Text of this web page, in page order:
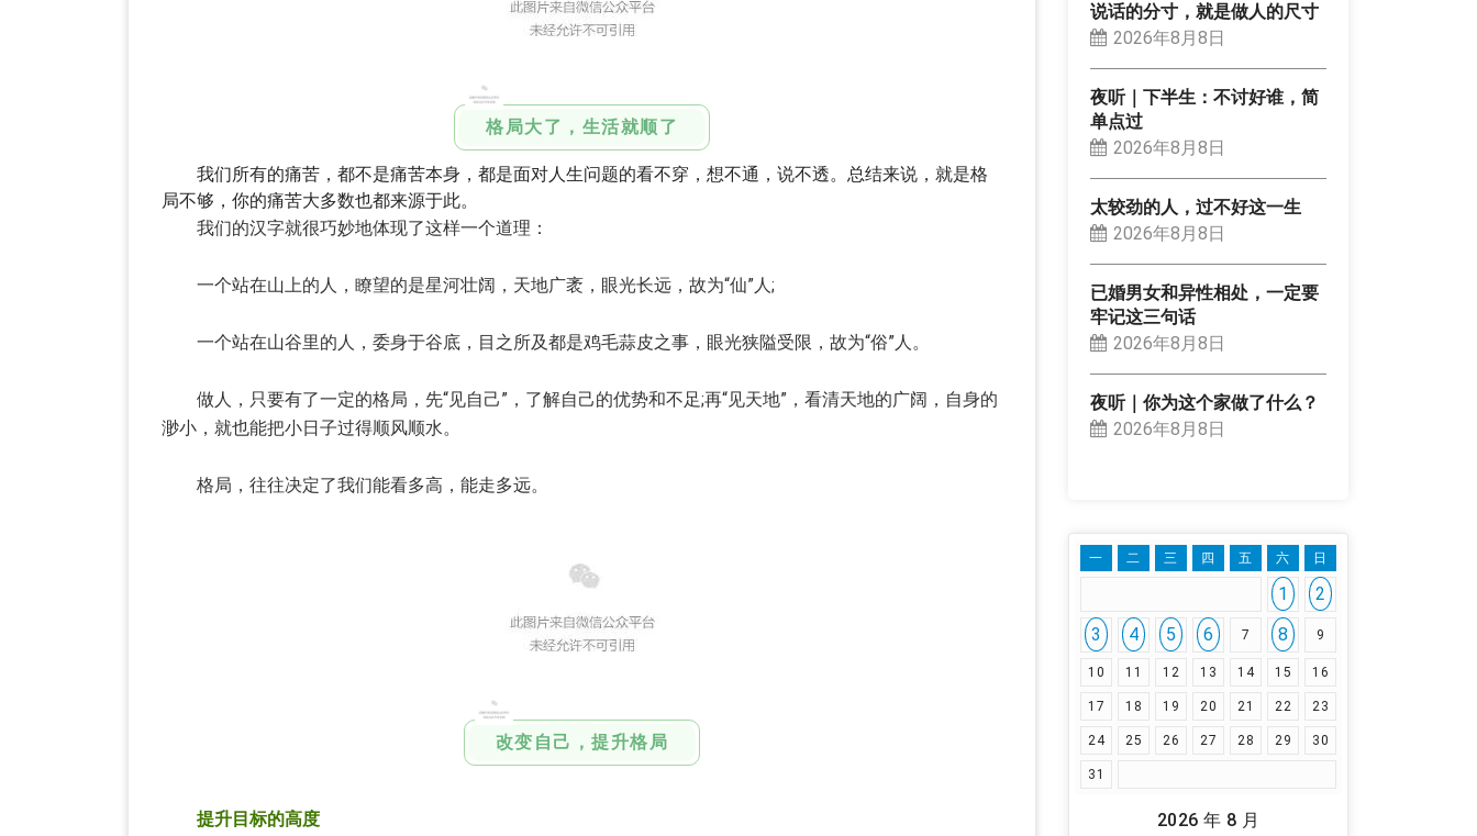
格局大了，生活就顺了
我们所有的痛苦，都不是痛苦本身，都是面对人生问题的看不穿，想不通，说不透。 总结来说，就是格
局不够，你的痛苦大多数也都来源于此。
我们的汉字就很巧妙地体现了这样一个道理：
一个站在山上的人，瞭望的是星河壮阔，天地广袤，眼光长远，故为“仙”人;
一个站在山谷里的人，委身于谷底，目之所及都是鸡毛蒜皮之事，眼光狭隘受限，故为“俗”人。
做人，只要有了一定的格局，先“见自己”，了解自己的优势和不足;再“见天地”，看清天地的广阔，自身的
渺小，就也能把小日子过得顺风顺水。
格局，往往决定了我们能看多高，能走多远。
改变自己，提升格局
提升目标的高度
说话的分寸，就是做人的尺寸
2026年8月8日
夜听｜下半生：不讨好谁，简
单点过
2026年8月8日
太较劲的人，过不好这一生
2026年8月8日
已婚男女和异性相处，一定要
牢记这三句话
2026年8月8日
夜听｜你为这个家做了什么？
2026年8月8日
2026 年 8 月
一 二 三 四 五 六 日
1
2
3
4 5 6 7 8 9
10 11 12 13 14 15 16
17 18 19 20 21 22 23
24 25 26 27 28 29 30
31